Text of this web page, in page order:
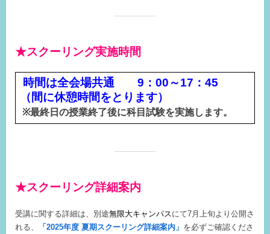
★スクーリング実施時間
時間は全会場共通 9：00～17：45
（間に休憩時間をとります）
※最終日の授業終了後に科目試験を実施します。
★スクーリング詳細案内
受講に関する詳細は、別途無限大キャンパス にて7月上旬より公開さ
れる、
「2025年度 夏期スクーリング詳細案内」 を必ずご確認くださ